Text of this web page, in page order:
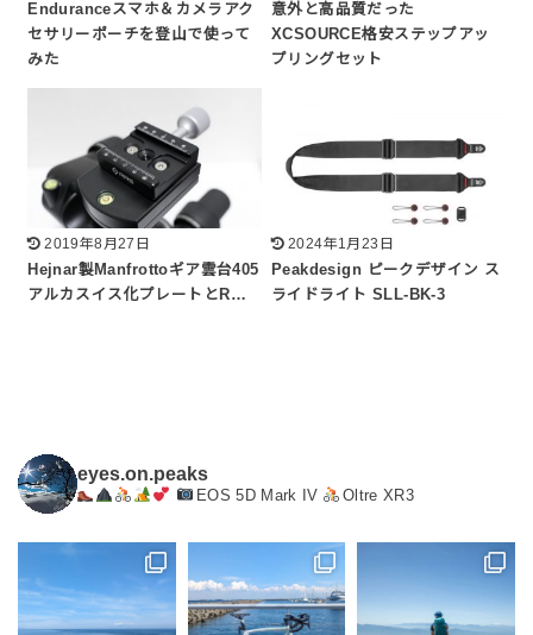
Enduranceスマホ＆カメラアク
セサリーポーチを登山で使って
みた
意外と高品質だった
XCSOURCE格安ステップアッ
プリングセット
2019年8月27日
Hejnar製Manfrottoギア雲台405
アルカスイス化プレートとR…
2024年1月23日
Peakdesign ピークデザイン ス
ライドライト SLL-BK-3
eyes.on.peaks
EOS 5D Mark IV Oltre XR3